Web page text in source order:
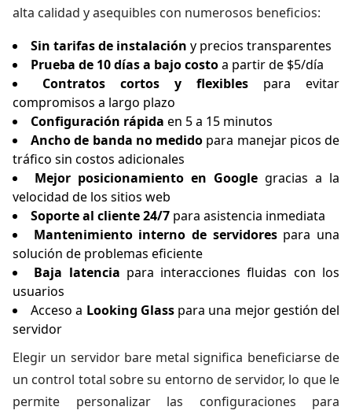
alta calidad y asequibles con numerosos beneficios:
Sin tarifas de instalación y precios transparentes
Prueba de 10 días a bajo costoa partir de $5/día
Contratos cortos y flexibles para evitar
compromisos a largo plazo
Configuración rápida en 5 a 15 minutos
Ancho de banda no medido para manejar picos de
tráfico sin costos adicionales
Mejor posicionamiento en Google gracias a la
velocidad de los sitios web
Soporte al cliente 24/7 para asistencia inmediata
Mantenimiento interno de servidorespara una
solución de problemas eficiente
Baja latencia para interacciones fluidas con los
usuarios
Acceso a Looking Glasspara una mejor gestión del
servidor
Elegir un servidor bare metal significa beneficiarse de
un control total sobre su entorno de servidor, lo que le
permite personalizar las configuraciones para